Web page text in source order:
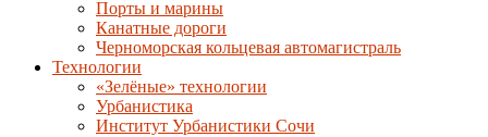
Порты и марины
Канатные дороги
Черноморская кольцевая автомагистраль
Технологии
«Зелёные» технологии
Урбанистика
Институт Урбанистики Сочи